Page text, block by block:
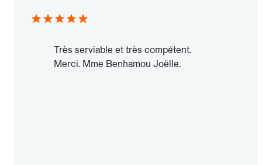
Très serviable et très compétent.
Merci. Mme Benhamou Joëlle.